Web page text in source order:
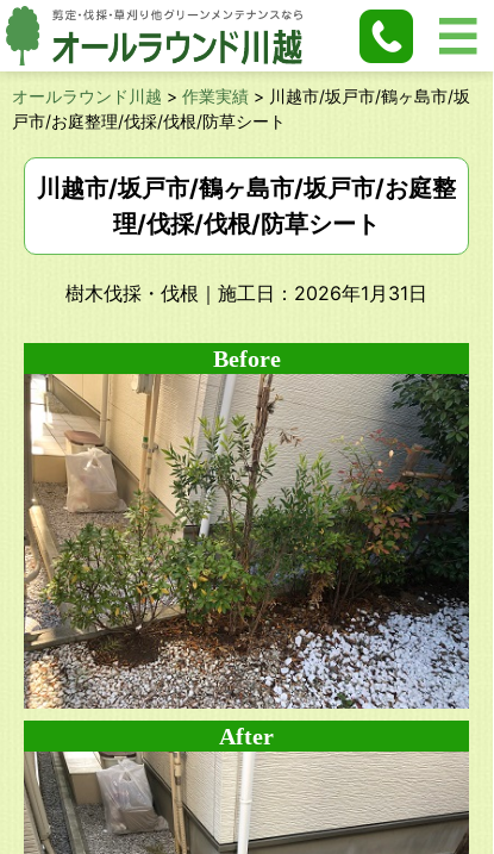
オールラウンド川越 > 作業実績 > 川越市/坂戸市/鶴ヶ島市/坂
戸市/お庭整理/伐採/伐根/防草シート
川越市/坂戸市/鶴ヶ島市/坂戸市/お庭整
理/伐採/伐根/防草シート
樹木伐採・伐根 ｜施工日：2026年1月31日
Before
After